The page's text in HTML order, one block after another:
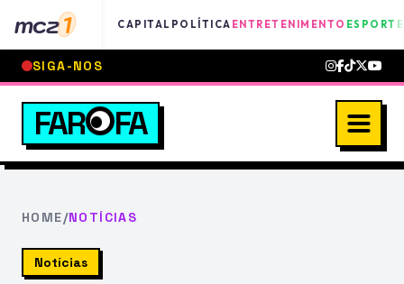
mcz1 CAPITAL POLÍTICA ENTRETENIMENTO
SIGA-NOS
FAR FA
HOME/NOTÍCIAS
Notícias